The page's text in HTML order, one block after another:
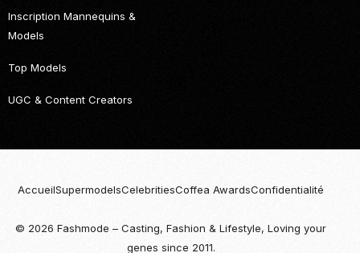
Inscription Mannequins &
Models
Top Models
UGC & Content Creators
© 2026 Fashmode – Casting, Fashion & Lifestyle, Loving your
genes since 2011.
AccueilSupermodelsCelebritiesCoffea AwardsConfidentialité